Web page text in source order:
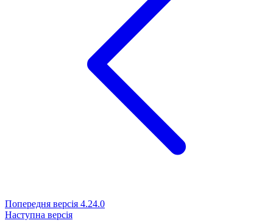
Попередня версія 4.24.0
Наступна версія